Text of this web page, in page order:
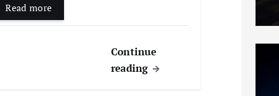
Read more
Continue
reading